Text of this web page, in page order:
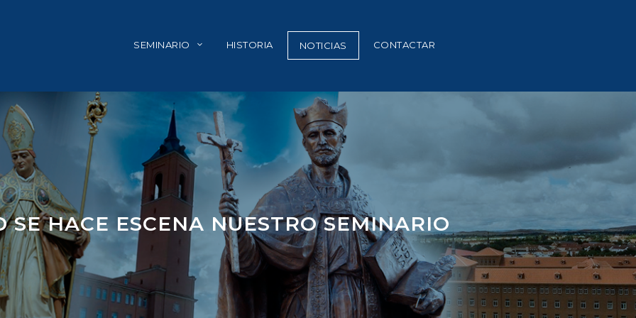
SEMINARIO HISTORIA NOTICIAS CONTACTAR
SE HACE ESCENA NUESTRO SEMINARIO